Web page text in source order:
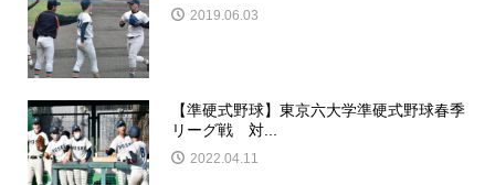
2019.06.03
【準硬式野球】東京六大学準硬式野球春季
リーグ戦 対...
2022.04.11